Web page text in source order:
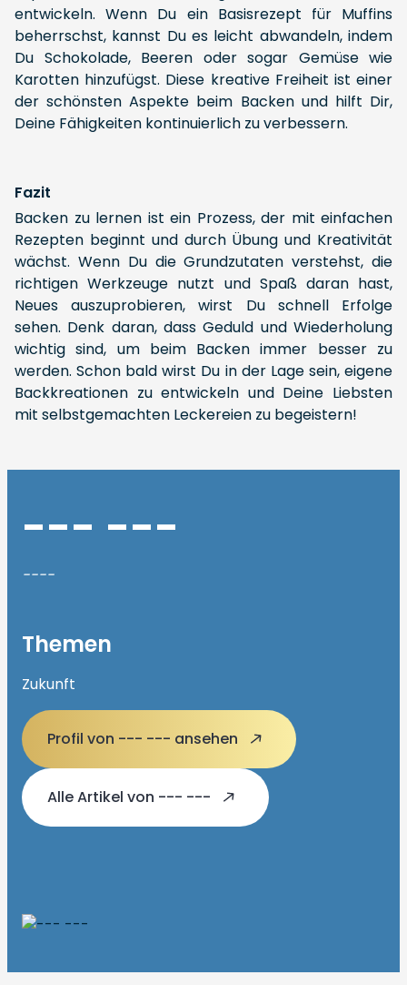
entwickeln. Wenn Du ein Basisrezept für Muffins
beherrschst, kannst Du es leicht abwandeln, indem
Du Schokolade, Beeren oder sogar Gemüse wie
Karotten hinzufügst. Diese kreative Freiheit ist einer
der schönsten Aspekte beim Backen und hilft Dir,
Deine Fähigkeiten kontinuierlich zu verbessern.
Fazit
Backen zu lernen ist ein Prozess, der mit einfachen
Rezepten beginnt und durch Übung und Kreativität
wächst. Wenn Du die Grundzutaten verstehst, die
richtigen Werkzeuge nutzt und Spaß daran hast,
Neues auszuprobieren, wirst Du schnell Erfolge
sehen. Denk daran, dass Geduld und Wiederholung
wichtig sind, um beim Backen immer besser zu
werden. Schon bald wirst Du in der Lage sein, eigene
Backkreationen zu entwickeln und Deine Liebsten
mit selbstgemachten Leckereien zu begeistern!
--- ---
----
Themen
Zukunft
Profil von --- --- ansehen
Alle Artikel von --- ---